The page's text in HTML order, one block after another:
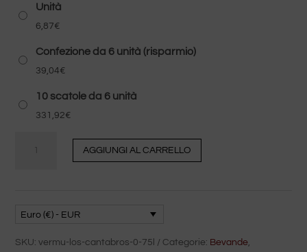
Unità
6,87€
Confezione da 6 unità (risparmio)
39,04€
10 scatole da 6 unità
331,92€
0,75l
AGGIUNGI AL CARRELLO
Euro (€) - EUR
SKU:vermu-los-cantabros-0-75l Categorie: Bevande,